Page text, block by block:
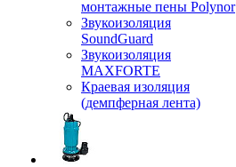
монтажные пены Polynor
Звукоизоляция
SoundGuard
Звукоизоляция
MAXFORTE
Краевая изоляция
(демпферная лента)